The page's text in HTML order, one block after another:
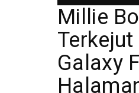
Millie
Galaxy